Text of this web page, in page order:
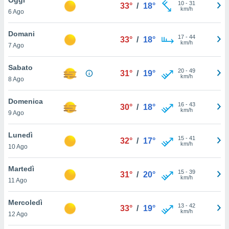
è
al sito
di
ci
di
il
un
la
nella
6 Ago
33° / 18° 10- 31
km/h
Domani
7 Ago
33° / 18° 17- 44
km/h
Sabato
8 Ago
31° / 19° 20- 49
km/h
Domenica
9 Ago
30° / 18° 16- 43
km/h
Lunedì
10 Ago
32° / 17° 15- 41
km/h
Martedì
11 Ago
31° / 20° 15- 39
km/h
Mercoledì
12 Ago
33° / 19° 13- 42
km/h